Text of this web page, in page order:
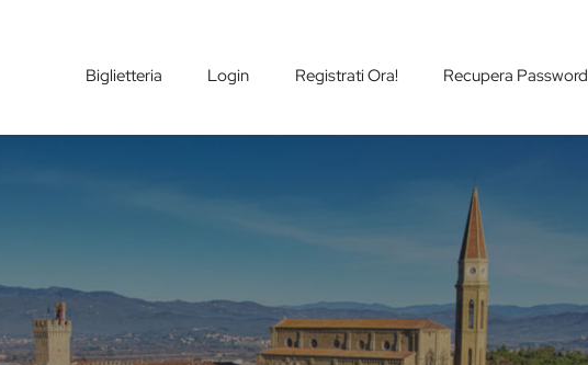
Biglietteria Login Registrati Ora! Recupera Password